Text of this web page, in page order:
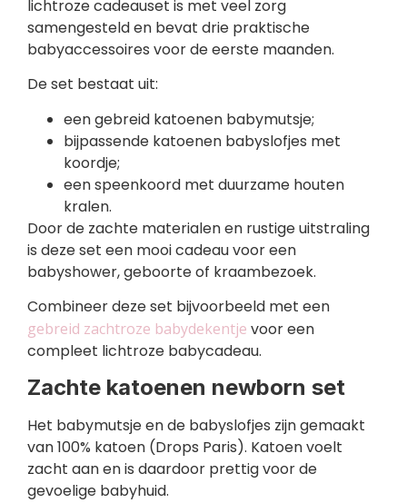
lichtroze cadeauset is met veel zorg
samengesteld en bevat drie praktische
babyaccessoires voor de eerste maanden.
De set bestaat uit:
een gebreid katoenen babymutsje;
bijpassende katoenen babyslofjes met
koordje;
een speenkoord met duurzame houten
kralen.
Door de zachte materialen en rustige uitstraling
is deze set een mooi cadeau voor een
babyshower, geboorte of kraambezoek.
Combineer deze set bijvoorbeeld met een
gebreid zachtroze babydekentje voor een
compleet lichtroze babycadeau.
Zachte katoenen newborn set
Het babymutsje en de babyslofjes zijn gemaakt
van 100% katoen (Drops Paris). Katoen voelt
zacht aan en is daardoor prettig voor de
gevoelige babyhuid.